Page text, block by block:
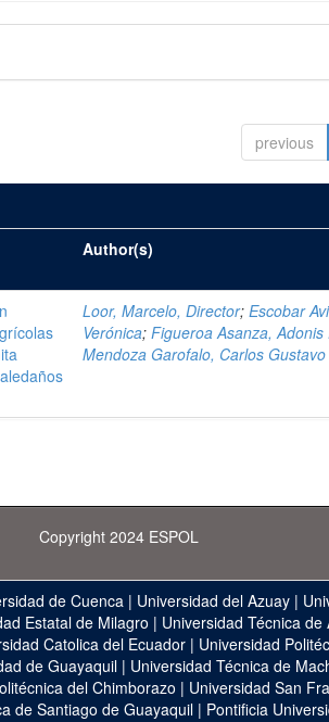
previous
Author(s)
Loor, Marcelo, Director;Escobar
Verónica;Figueroa Asanza,
Mendoza Garofalo, Carlos Gustavo
Copyright 2024 ESPOL
de Cuenca | Universidad del Azuay |
Estatal de Milagro | Universidad Técnica de
Catolica del Ecuador| Universidad
de Guayaquil | Universidad Técnica de
del Chimborazo | Universidad San
de Santiago de Guayaquil | Pontificia